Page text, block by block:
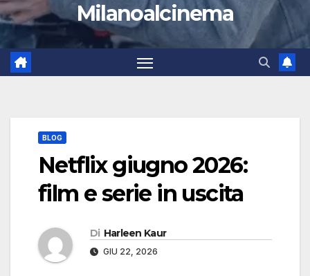
Milanoalcinema
BLOG
Netflix giugno 2026:
film e serie in uscita
Di Harleen Kaur
GIU 22, 2026